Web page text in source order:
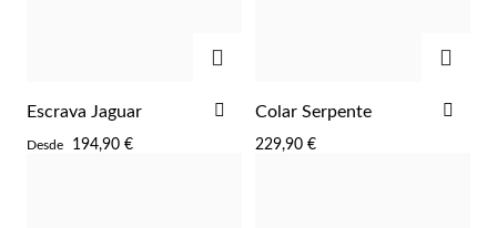
Religiosos
Escrava Jaguar
Desde 194,90 €
ADICIONAR
FAVORITOS
Colar Serpente
229,90 €